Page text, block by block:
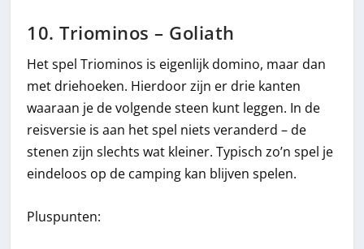
10. Triominos – Goliath
Het spel Triominos is eigenlijk domino, maar dan
met driehoeken. Hierdoor zijn er drie kanten
waaraan je de volgende steen kunt leggen. In de
reisversie is aan het spel niets veranderd – de
stenen zijn slechts wat kleiner. Typisch zo’n spel je
eindeloos op de camping kan blijven spelen.
Pluspunten: